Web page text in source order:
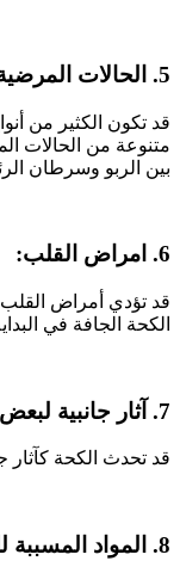
5. الحالات المرضية التنفسية:
قد تكون الكثير من
متنوعة من الحالات
بين الربو وسرطان
6. امراض القلب:
قد تؤدي أمراض القلب
الكحة الجافة في
7. آثار جانبية لبعض الأدوية:
قد تحدث الكحة كآثار
8. المواد المسببة للحساسية: